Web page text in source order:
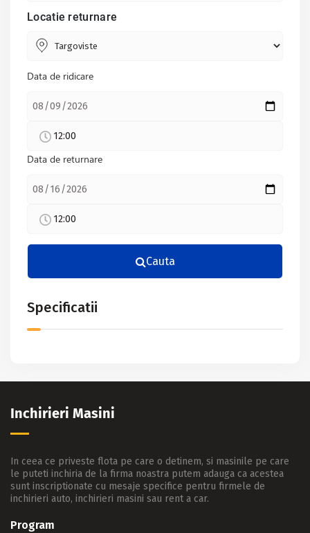
Locatie returnare
Data de ridicare
12:00
Data de returnare
12:00
Cauta
Specificatii
Inchirieri Masini
In ceea ce priveste flota pe care o detinem, si masinile pe care
le puteti inchiria de la firma noastra putem adauga ca acestea
sunt inscriptionate cu mesaje specifice pentru firmele de
inchirieri auto, inchirieri masini sau rent a car.
Program